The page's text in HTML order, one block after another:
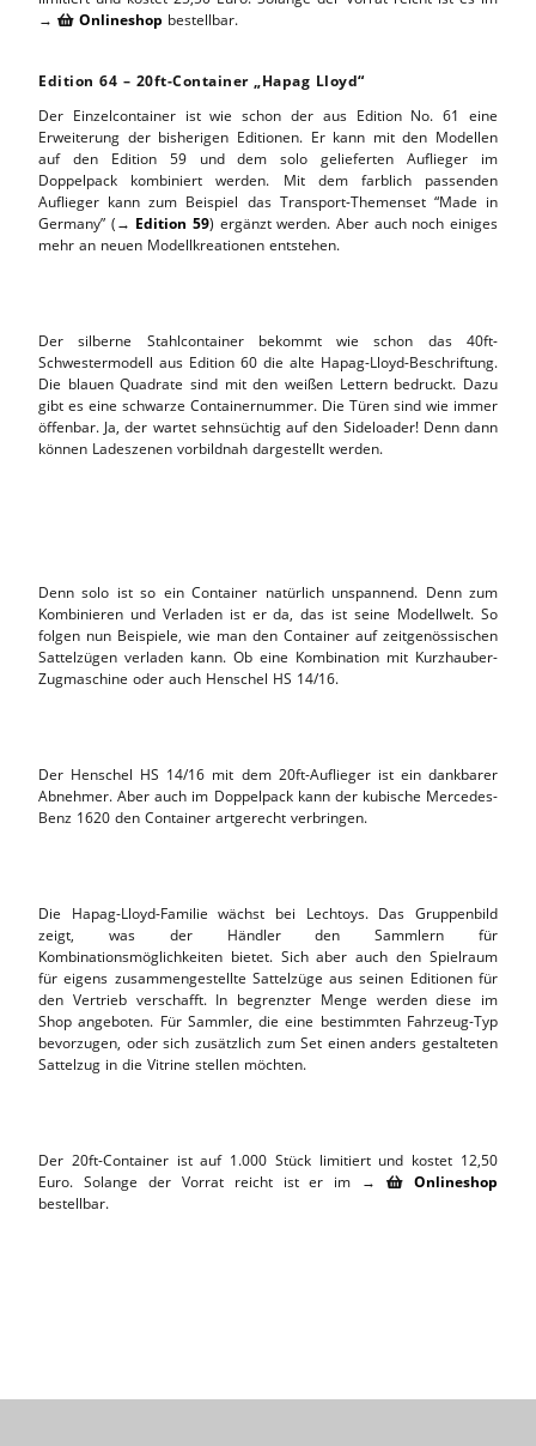
→  Onlineshop bestellbar.
Edition 64 – 20ft-Container „Hapag Lloyd“
Der Einzelcontainer ist wie schon der aus Edition No. 61 eine
Erweiterung der bisherigen Editionen. Er kann mit den Modellen
auf den Edition 59 und dem solo gelieferten Auflieger im
Doppelpack kombiniert werden. Mit dem farblich passenden
Auflieger kann zum Beispiel das Transport-Themenset “Made in
Germany” (→ Edition 59) ergänzt werden. Aber auch noch einiges
mehr an neuen Modellkreationen entstehen.
Der silberne Stahlcontainer bekommt wie schon das 40ft-
Schwestermodell aus Edition 60 die alte Hapag-Lloyd-Beschriftung.
Die blauen Quadrate sind mit den weißen Lettern bedruckt. Dazu
gibt es eine schwarze Containernummer. Die Türen sind wie immer
öffenbar. Ja, der wartet sehnsüchtig auf den Sideloader! Denn dann
können Ladeszenen vorbildnah dargestellt werden.
Denn solo ist so ein Container natürlich unspannend. Denn zum
Kombinieren und Verladen ist er da, das ist seine Modellwelt. So
folgen nun Beispiele, wie man den Container auf zeitgenössischen
Sattelzügen verladen kann. Ob eine Kombination mit Kurzhauber-
Zugmaschine oder auch Henschel HS 14/16.
Der Henschel HS 14/16 mit dem 20ft-Auflieger ist ein dankbarer
Abnehmer. Aber auch im Doppelpack kann der kubische Mercedes-
Benz 1620 den Container artgerecht verbringen.
Die Hapag-Lloyd-Familie wächst bei Lechtoys. Das Gruppenbild
zeigt, was der Händler den Sammlern für
Kombinationsmöglichkeiten bietet. Sich aber auch den Spielraum
für eigens zusammengestellte Sattelzüge aus seinen Editionen für
den Vertrieb verschafft. In begrenzter Menge werden diese im
Shop angeboten. Für Sammler, die eine bestimmten Fahrzeug-Typ
bevorzugen, oder sich zusätzlich zum Set einen anders gestalteten
Sattelzug in die Vitrine stellen möchten.
Der 20ft-Container ist auf 1.000 Stück limitiert und kostet 12,50
Euro. Solange der Vorrat reicht ist er im →
Onlineshop
bestellbar.